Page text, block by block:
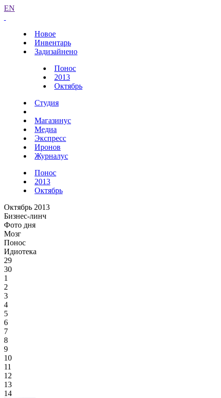
EN
Новое
Инвентарь
Задизайнено
Понос
2013
Октябрь
Студия
Магазинус
Медиа
Экспресс
Иронов
Журналус
Понос
2013
Октябрь
Октябрь 2013
Бизнес-линч
Фото дня
Мозг
Понос
Идиотека
29
30
1
2
3
4
5
6
7
8
9
10
11
12
13
14